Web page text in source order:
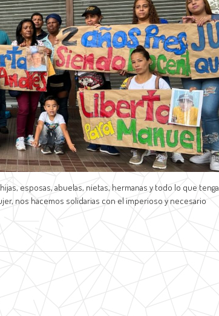
esposas, abuelas, nietas, hermanas y todo lo que tenga
nos hacemos solidarias con el imperioso y necesario